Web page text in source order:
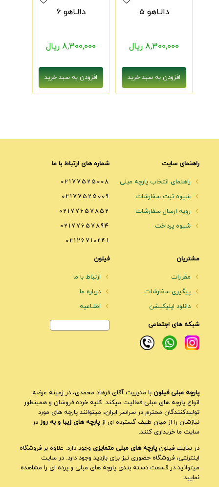
دالـاهو 5
8,300,000 ریال
دالـاهو 6
8,300,000 ریال
راهنمای سایت
راهنمای انتخاب پارچه مبلی
شیوه ثبت سفارشات
رویه ارسال سفارشات
شیوه پرداخت
شماره های ارتباط با ما
02177525008
02177525009
02177657852
02177657894
02126710241
مشتریان
مقررات
پیگیری سفارشات
دانلود اپلیکیشن
فیلون
ارتباط با ما
درباره ما
اطلـاعیه
شبکه های اجتماعی
پارچه مبلی فیلون با مدیریت آقای فرهاد محمدی، در زمینه عرضه
انواع پارچه های مبلی فعالیت میکند. کلیه خرده فروشان و همینطور
تولیدکنندگان محترم در سراسر ایران، میتوانند پارچه های مورد
نیازشان را از میان طیف گسترده ای ازپارچه های زیبا و به روز در
سایت ما خریداری کنند.
در سایت فیلونپارچه های مبلی متمایزی وجود دارد. علاوه بر فروشگاه
اینترنتی، فروشگاه حضوری نیز برای بازدید وجود دارد. در سایت
میتوانید در قسمت دسته بندی پارچه های مبلی و پرده ای را مشاهده
نمایید.